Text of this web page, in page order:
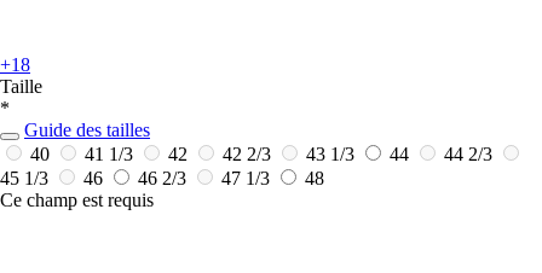
+18
Taille
*
Guide des tailles
40
41 1/3 42 42 2/3 43 1/3 44
44 2/3
45 1/3
46 46 2/3 47 1/3
48
Ce champ est requis